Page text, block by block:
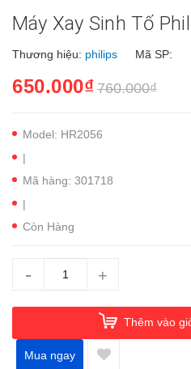
Máy Xay Sinh Tố
Thương hiệu: philips Mã SP:
650.000₫ 760.000₫
Model: HR2056
|
Mã hàng: 301718
|
Còn Hàng
- +
Thêm vào
Mua ngay